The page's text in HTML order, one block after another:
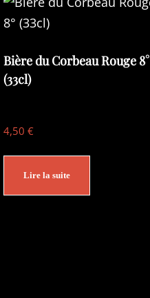
Bière du Corbeau Rouge 8°
(33cl)
4,50€
Lire la suite